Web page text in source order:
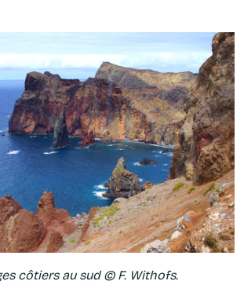
côtiers au sud © F. Withofs.